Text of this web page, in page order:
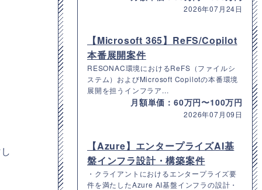
2026年07月24日
【Microsoft 365】ReFS/Copilot
本番展開案件
RESONAC環境におけるReFS（ファイルシ
ステム）およびMicrosoft Copilotの本番環境
展開を担うインフラア...
月額単価：60万円〜100万円
2026年07月09日
【Azure】エンタープライズAI基
盤インフラ設計・構築案件
・クライアントにおけるエンタープライズ要
件を満たしたAzure AI基盤インフラの設計・